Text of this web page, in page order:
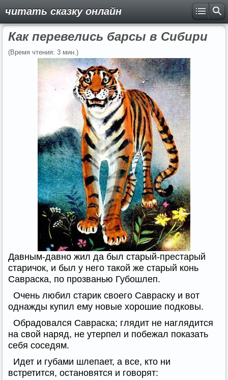
читать сказку онлайн
Как перевелись барсы в Сибири
(Время чтения: 3 мин.)
Давным-давно жил да был старый-престарый
старичок, и был у него такой же старый конь
Савраска, по прозванью Губошлеп.
Очень любил старик своего Савраску и вот
однажды купил ему новые хорошие подковы.
Обрадовался Савраска; глядит не наглядится
на свой наряд, не утерпел и побежал показать
себя соседям.
Идет и губами шлепает, а все, кто ни
встретится, остановятся и говорят: